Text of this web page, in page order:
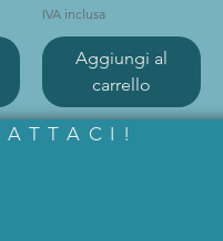
IVA inclusa
Aggiungi al
carrello